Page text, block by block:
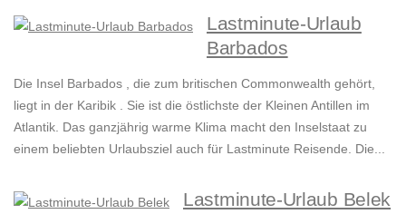
Lastminute-Urlaub
Barbados
Die Insel Barbados , die zum britischen Commonwealth gehört,
liegt in der Karibik . Sie ist die östlichste der Kleinen Antillen im
Atlantik. Das ganzjährig warme Klima macht den Inselstaat zu
einem beliebten Urlaubsziel auch für Lastminute Reisende. Die...
Lastminute-Urlaub Belek